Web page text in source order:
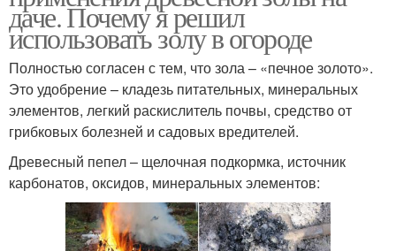
даче. Почему я решил
использовать золу в огороде
Полностью согласен с тем, что зола – «печное золото».
Это удобрение – кладезь питательных, минеральных
элементов, легкий раскислитель почвы, средство от
грибковых болезней и садовых вредителей.
Древесный пепел – щелочная подкормка, источник
карбонатов, оксидов, минеральных элементов: